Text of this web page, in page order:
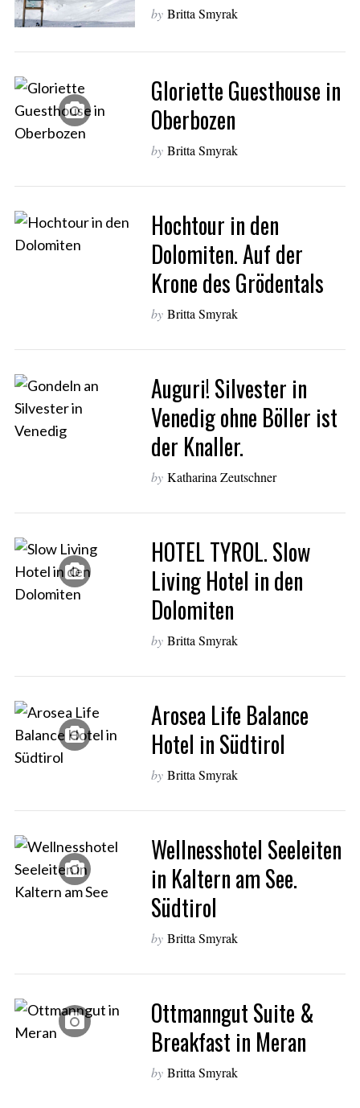
by Britta Smyrak
Gloriette Guesthouse in
Oberbozen
by Britta Smyrak
Hochtour in den
Dolomiten. Auf der
Krone des Grödentals
by Britta Smyrak
Auguri! Silvester in
Venedig ohne Böller ist
der Knaller.
by Katharina Zeutschner
HOTEL TYROL. Slow
Living Hotel in den
Dolomiten
by Britta Smyrak
Arosea Life Balance
Hotel in Südtirol
by Britta Smyrak
Wellnesshotel Seeleiten
in Kaltern am See.
Südtirol
by Britta Smyrak
Ottmanngut Suite &
Breakfast in Meran
by Britta Smyrak